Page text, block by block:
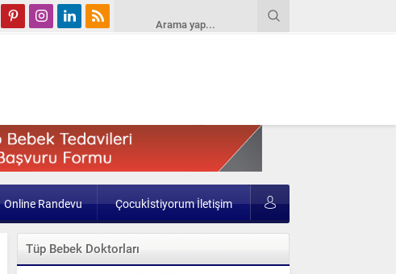
Online Randevu Çocukİstiyorum İletişim
Tüp Bebek Doktorları